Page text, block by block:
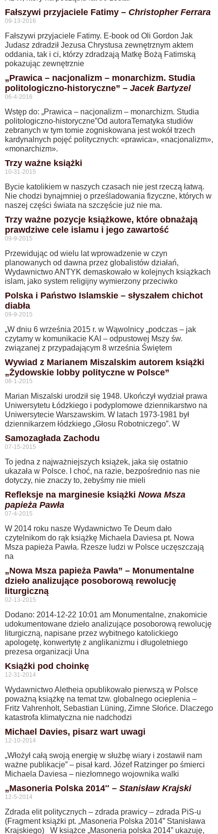
Fałszywi przyjaciele Fatimy – Christopher Ferrara
09-13-2016
Fałszywi przyjaciele Fatimy. E-book od Oli Gordon Jak
Judasz zdradził Jezusa Chrystusa zewnętrznym aktem
oddania, tak i ci, którzy zdradzają Matkę Bożą Fatimską
pokazując zewnętrznie
„Prawica – nacjonalizm – monarchizm. Studia
politologiczno-historyczne” – Jacek Bartyzel
06-4-2016
Wstęp do: „Prawica – nacjonalizm – monarchizm. Studia
politologiczno-historyczne”Od autoraTematyka studiów
zebranych w tym tomie zogniskowana jest wokół trzech
kardynalnych pojęć politycznych: «prawica», «nacjonalizm»,
«monarchizm».
Trzy ważne książki
10-31-2015
Bycie katolikiem w naszych czasach nie jest rzeczą łatwą.
Nie chodzi bynajmniej o prześladowania fizyczne, których w
naszej części świata na szczęście już nie ma.
Trzy ważne pozycje książkowe, które obnażają
prawdziwe cele islamu i jego zawartość
09-9-2015
Przewidując od wielu lat wprowadzenie w czyn
planowanych od dawna przez globalistów działań,
Wydawnictwo ANTYK demaskowało w kolejnych książkach
islam, jako system religijny wymierzony przeciwko
Polska i Państwo Islamskie – słyszałem chichot
diabła
09-9-2015
„W dniu 6 września 2015 r. w Wąwolnicy „podczas – jak
czytamy w komunikacie KAI – odpustowej Mszy św.
związanej z przypadającym 8 września Świętem
Wywiad z Marianem Miszalskim autorem książki
„Żydowskie lobby polityczne w Polsce”
08-1-2015
Marian Miszalski urodził się 1948. Ukończył wydział prawa
Uniwersytetu Łódzkiego i podyplomowe dziennikarstwo na
Uniwersytecie Warszawskim. W latach 1973-1981 był
dziennikarzem łódzkiego „Głosu Robotniczego”. W
Samozagłada Zachodu
07-15-2015
To jedna z najważniejszych książek, jaka się ostatnio
ukazała w Polsce. I choć, na razie, bezpośrednio nas nie
dotyczy, nie znaczy to, żebyśmy nie mieli
Refleksje na marginesie książki Nowa Msza
papieża Pawła
07-4-2015
W 2014 roku nasze Wydawnictwo Te Deum dało
czytelnikom do rąk książkę Michaela Daviesa pt. Nowa
Msza papieża Pawła. Rzesze ludzi w Polsce uczęszczają
na
„Nowa Msza papieża Pawła” – Monumentalne
dzieło analizujące posoborową rewolucję
liturgiczną
02-13-2015
Dodano: 2014-12-22 10:01 am Monumentalne, znakomicie
udokumentowane dzieło analizujące posoborową rewolucję
liturgiczną, napisane przez wybitnego katolickiego
apologetę, konwertytę z anglikanizmu i długoletniego
prezesa organizacji Una
Książki pod choinkę
12-31-2014
Wydawnictwo Aletheia opublikowało pierwszą w Polsce
poważną książkę na temat tzw. globalnego ocieplenia –
Fritz Vahrenholt, Sebastian Lüning, Zimne Słońce. Dlaczego
katastrofa klimatyczna nie nadchodzi
Michael Davies, pisarz wart uwagi
12-10-2014
„Włożył całą swoją energię w służbę wiary i zostawił nam
ważne publikacje” – pisał kard. Józef Ratzinger po śmierci
Michaela Daviesa – niezłomnego wojownika walki
„Masoneria Polska 2014″ – Stanisław Krajski
12-5-2014
Zdrada elit politycznych – zdrada prawicy – zdrada PiS-u
(Fragment książki pt. „Masoneria Polska 2014” Stanisława
Krajskiego) W książce „Masoneria polska 2014” ukazuję,